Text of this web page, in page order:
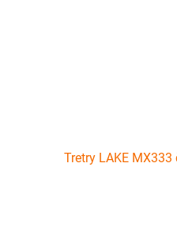
Tretry LAKE